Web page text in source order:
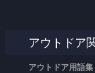
アウトドア
アウトドア用語集